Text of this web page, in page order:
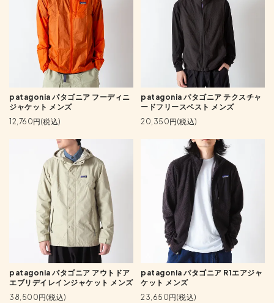
patagonia パタゴニア フーディニ
ジャケット メンズ
12,760円(税込)
patagonia パタゴニア テクスチャ
ードフリースベスト メンズ
20,350円(税込)
patagonia パタゴニア アウトドア
エブリデイレインジャケット メンズ
38,500円(税込)
patagonia パタゴニア R1エアジャ
ケット メンズ
23,650円(税込)